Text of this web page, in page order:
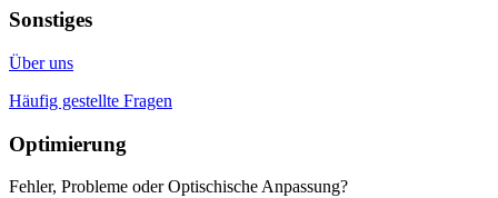
Sonstiges
Über uns
Häufig gestellte Fragen
Optimierung
Fehler, Probleme oder Optischische Anpassung?